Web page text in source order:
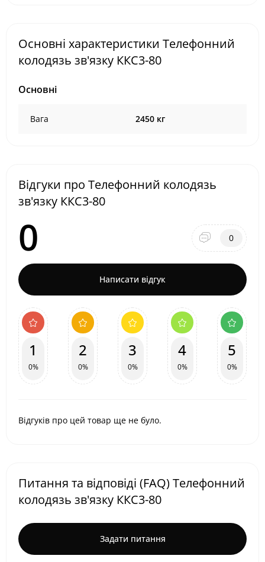
Основні характеристики Телефонний
колодязь зв'язку ККС3-80
Основні
Вага 2450 кг
Відгуки про Телефонний колодязь
зв'язку ККС3-80
0 0
Написати відгук
1
0%
2
0%
3
0%
4
0%
5
0%
Відгуків про цей товар ще не було.
Питання та відповіді (FAQ) Телефонний
колодязь зв'язку ККС3-80
Задати питання